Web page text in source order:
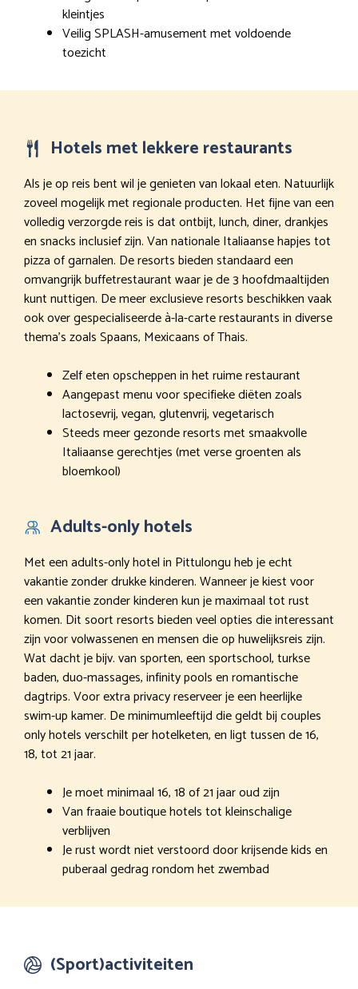
kleintjes
Veilig SPLASH-amusement met voldoende
toezicht
Hotels met lekkere restaurants
Als je op reis bent wil je genieten van lokaal eten. Natuurlijk
zoveel mogelijk met regionale producten. Het fijne van een
volledig verzorgde reis is dat ontbijt, lunch, diner, drankjes
en snacks inclusief zijn. Van nationale Italiaanse hapjes tot
pizza of garnalen. De resorts bieden standaard een
omvangrijk buffetrestaurant waar je de 3 hoofdmaaltijden
kunt nuttigen. De meer exclusieve resorts beschikken vaak
ook over gespecialiseerde à-la-carte restaurants in diverse
thema’s zoals Spaans, Mexicaans of Thais.
Zelf eten opscheppen in het ruime restaurant
Aangepast menu voor specifieke diëten zoals
lactosevrij, vegan, glutenvrij, vegetarisch
Steeds meer gezonde resorts met smaakvolle
Italiaanse gerechtjes (met verse groenten als
bloemkool)
Adults-only hotels
Met een adults-only hotel in Pittulongu heb je echt
vakantie zonder drukke kinderen. Wanneer je kiest voor
een vakantie zonder kinderen kun je maximaal tot rust
komen. Dit soort resorts bieden veel opties die interessant
zijn voor volwassenen en mensen die op huwelijksreis zijn.
Wat dacht je bijv. van sporten, een sportschool, turkse
baden, duo-massages, infinity pools en romantische
dagtrips. Voor extra privacy reserveer je een heerlijke
swim-up kamer. De minimumleeftijd die geldt bij couples
only hotels verschilt per hotelketen, en ligt tussen de 16,
18, tot 21 jaar.
Je moet minimaal 16, 18 of 21 jaar oud zijn
Van fraaie boutique hotels tot kleinschalige
verblijven
Je rust wordt niet verstoord door krijsende kids en
puberaal gedrag rondom het zwembad
(Sport)activiteiten